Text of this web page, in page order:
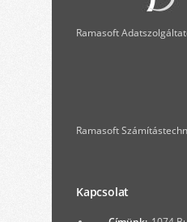
Ramasoft
Ramasoft
Kapcsolat